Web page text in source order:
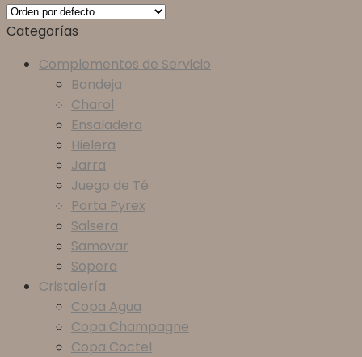
Categorías
Complementos de Servicio
Bandeja
Charol
Ensaladera
Hielera
Jarra
Juego de Té
Porta Pyrex
Salsera
Samovar
Sopera
Cristalería
Copa Agua
Copa Champagne
Copa Coctel